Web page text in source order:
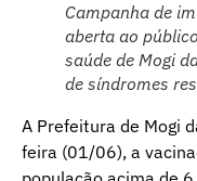
Campanha de
aberta ao
saúde de Mogi
de síndromes
A Prefeitura de Mogi
feira (01/06), a